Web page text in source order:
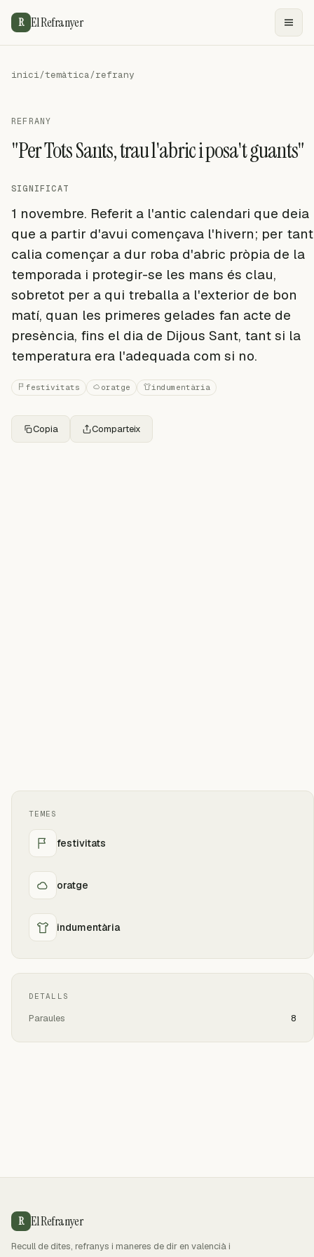
R El Refranyer
inici/temàtica/refrany
REFRANY
"Per Tots Sants, trau l'abric i posa't guants"
SIGNIFICAT
1 novembre. Referit a l'antic calendari que deia
que a partir d'avui començava l'hivern; per tant
calia començar a dur roba d'abric pròpia de la
temporada i protegir-se les mans és clau,
sobretot per a qui treballa a l'exterior de bon
matí, quan les primeres gelades fan acte de
presència, fins el dia de Dijous Sant, tant si la
temperatura era l'adequada com si no.
festivitats oratge indumentària
Copia Comparteix
TEMES
festivitats
oratge
indumentària
DETALLS
Paraules 8
R El Refranyer
Recull de dites, refranys i maneres de dir en valencià i